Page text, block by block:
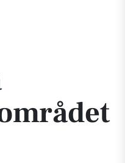
i Klemensker